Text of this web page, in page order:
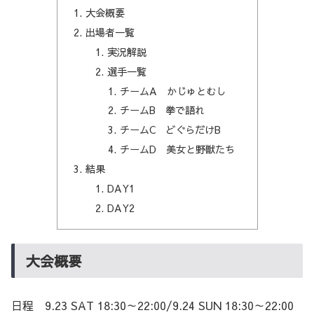
大会概要
出場者一覧
実況解説
選手一覧
チームA かじゅとむし
チームB 拳で語れ
チームC どぐらだけB
チームD 美女と野獣たち
結果
DAY1
DAY2
大会概要
日程 9.23 SAT 18:30～22:00/9.24 SUN 18:30～22:00